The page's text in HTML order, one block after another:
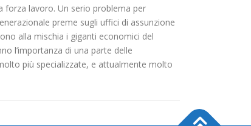
forza lavoro. Un serio problema per
preme sugli uffici di assunzione
alla mischia i giganti economici del
l’importanza di una parte delle
più specializzate, e attualmente molto